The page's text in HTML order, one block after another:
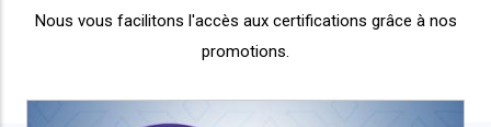
Nous vous facilitons l'accès aux certifications grâce à nos
promotions.
Galerie